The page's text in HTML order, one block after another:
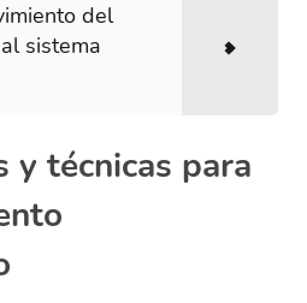
del
sistema
y técnicas para